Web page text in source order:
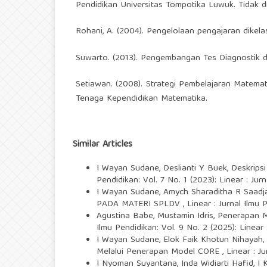
Pendidikan Universitas Tompotika Luwuk. Tidak
Rohani, A. (2004). Pengelolaan pengajaran
Suwarto. (2013). Pengembangan Tes Diagnostik
Setiawan. (2008). Strategi Pembelajaran
Tenaga Kependidikan Matematika.
Similar Articles
I Wayan Sudane, Deslianti Y Buek,
Pendidikan: Vol. 7 No. 1 (2023): Linear :
I Wayan Sudane, Amych Sharaditha R
PADA MATERI SPLDV , Linear : Jurnal Ilmu
Agustina Babe, Mustamin Idris, Penerapan
Ilmu Pendidikan: Vol. 9 No. 2 (2025):
I Wayan Sudane, Elok Faik Khotun
Melalui Penerapan Model CORE, Linear :
I Nyoman Suyantana, Inda Widiarti Hafid, I